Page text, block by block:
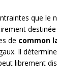
que le
de common
Il
librement